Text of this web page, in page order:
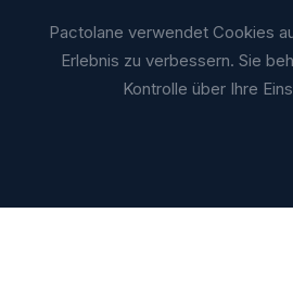
Pactolane verwendet Cookies
Erlebnis zu verbessern. Sie
Kontrolle über Ihre